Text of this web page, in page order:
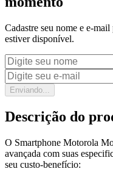
Cadastre seu nome e e-
estiver disponível.
Enviando...
Descrição do
O Smartphone Motorola
avançada com suas
seu custo-benefício: